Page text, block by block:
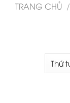
TRANG CHỦ /